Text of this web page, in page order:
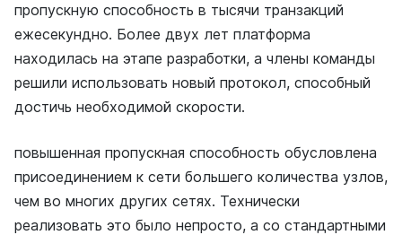
пропускную способность в тысячи транзакций
ежесекундно. Более двух лет платформа
находилась на этапе разработки, а члены команды
решили использовать новый протокол, способный
достичь необходимой скорости.
повышенная пропускная способность обусловлена
присоединением к сети большего количества узлов,
чем во многих других сетях. Технически
реализовать это было непросто, а со стандартными